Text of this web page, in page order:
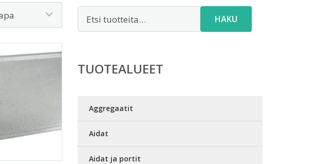
HAKU
TUOTEALUEET
Aggregaatit
Aidat
Aidat ja portit